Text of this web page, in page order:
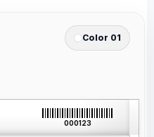
Color 01
000123